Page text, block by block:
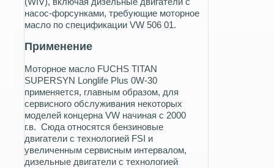
насос-форсунками, требующие моторное
масло по спецификации VW 506 01.
Применение
Моторное масло FUCHS TITAN
SUPERSYN Longlife Plus 0W-30
применяется, главным образом, для
сервисного обслуживания некоторых
моделей концерна VW начиная с 2000
г.в. Сюда относятся бензиновые
двигатели с технологией FSI и
увеличенным сервисным интервалом,
дизельные двигатели с технологией